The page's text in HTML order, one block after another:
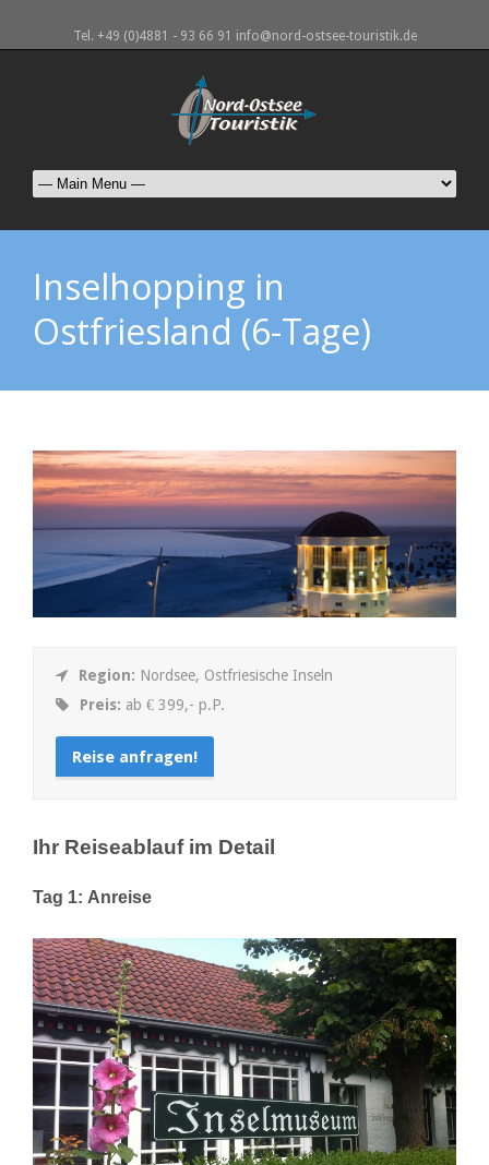
Tel. +49 (0)4881 - 93 66 91 info@nord-ostsee-touristik.de
Inselhopping in
Ostfriesland (6-Tage)
Region: Nordsee, Ostfriesische Inseln
Preis: ab € 399,- p.P.
Reise anfragen!
Ihr Reiseablauf im Detail
Tag 1: Anreise